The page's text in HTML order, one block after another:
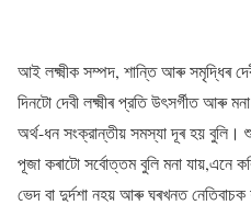
আই লক্ষ্মীক সম্পদ, শান্তি আৰু সমৃদ্ধিৰ
দিনটো দেবী লক্ষ্মীৰ প্রতি উৎসর্গীত আৰু
অর্থ-ধন সংক্রান্তীয় সমস্যা দূৰ হয় বুলি।
পূজা কৰাটো সৰ্বোত্তম বুলি মনা যায়,এনে
ভেদ বা দুর্দশা নহয় আৰু ঘৰখনত